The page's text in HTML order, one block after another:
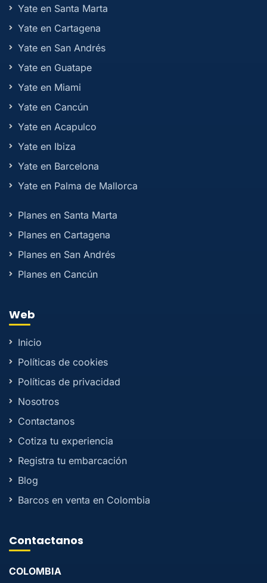
Yate en Santa Marta
Yate en Cartagena
Yate en San Andrés
Yate en Guatape
Yate en Miami
Yate en Cancún
Yate en Acapulco
Yate en Ibiza
Yate en Barcelona
Yate en Palma de Mallorca
Planes en Santa Marta
Planes en Cartagena
Planes en San Andrés
Planes en Cancún
Web
Inicio
Políticas de cookies
Políticas de privacidad
Nosotros
Contactanos
Cotiza tu experiencia
Registra tu embarcación
Blog
Barcos en venta en Colombia
Contactanos
COLOMBIA